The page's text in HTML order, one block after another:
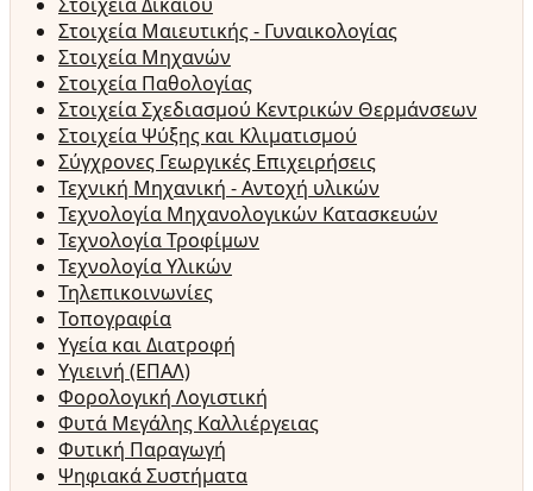
Στοιχεία Μαιευτικής - Γυναικολογίας
Στοιχεία Μηχανών
Στοιχεία Παθολογίας
Στοιχεία Σχεδιασμού Κεντρικών Θερμάνσεων
Στοιχεία Ψύξης και Κλιματισμού
Σύγχρονες Γεωργικές Επιχειρήσεις
Τεχνική Μηχανική - Αντοχή υλικών
Τεχνολογία Μηχανολογικών Κατασκευών
Τεχνολογία Τροφίμων
Τεχνολογία Υλικών
Τηλεπικοινωνίες
Τοπογραφία
Υγεία και Διατροφή
Υγιεινή (ΕΠΑΛ)
Φορολογική Λογιστική
Φυτά Μεγάλης Καλλιέργειας
Φυτική Παραγωγή
Ψηφιακά Συστήματα